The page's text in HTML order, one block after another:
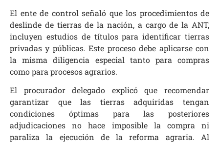
El ente de control señaló que los procedimientos de
deslinde de tierras de la nación, a cargo de la ANT,
incluyen estudios de títulos para identificar tierras
privadas y públicas. Este proceso debe aplicarse con
la misma diligencia especial tanto para compras
como para procesos agrarios.
El procurador delegado explicó que recomendar
garantizar que las tierras adquiridas tengan
condiciones óptimas para las posteriores
adjudicaciones no hace imposible la compra ni
paraliza la ejecución de la reforma agraria. Al